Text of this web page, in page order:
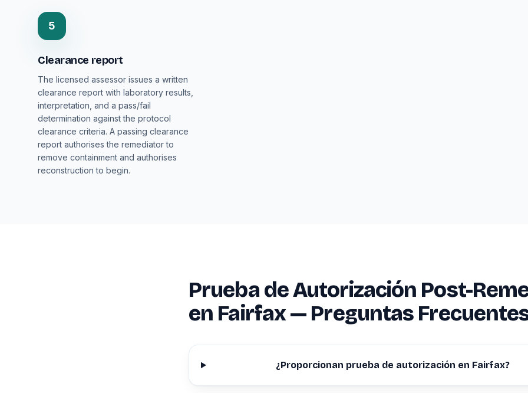
5
Clearance report
The licensed assessor issues a written
clearance report with laboratory results,
interpretation, and a pass/fail
determination against the protocol
clearance criteria. A passing clearance
report authorises the remediator to
remove containment and authorises
reconstruction to begin.
Prueba de Autorización Post-
en Fairfax — Preguntas
¿Proporcionan prueba de autorización en Fairfax?